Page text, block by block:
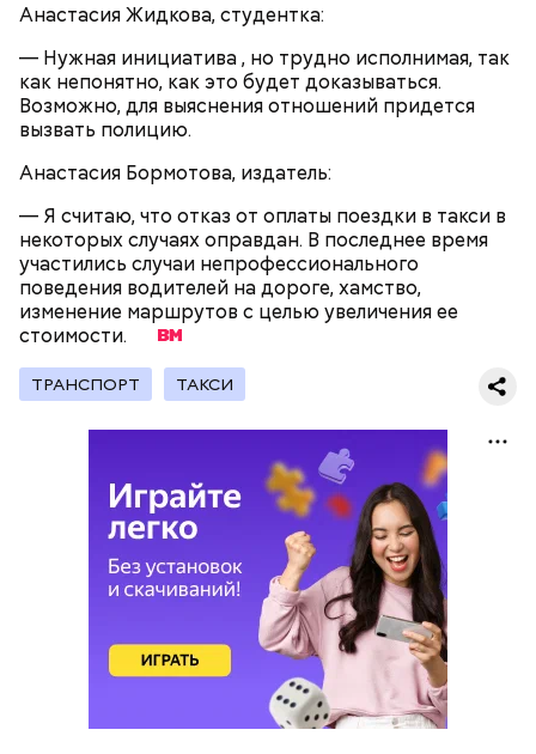
Анастасия Жидкова, студентка:
— Нужная инициатива , но трудно исполнимая, так
как непонятно, как это будет доказываться.
Возможно, для выяснения отношений придется
вызвать полицию.
Анастасия Бормотова, издатель:
— Я считаю, что отказ от оплаты поездки в такси в
некоторых случаях оправдан. В последнее время
участились случаи непрофессионального
поведения водителей на дороге, хамство,
изменение маршрутов с целью увеличения ее
стоимости.
ТРАНСПОРТ ТАКСИ
Как рассказывает Житие, преподобный родился в
городке Патаре. С детства Николай проникся
христианской религией и рано принял решение
посвятить свою жизнь Богу. Целыми днями отрок
проводил в храме, а по вечерам молился и читал
Как гласит предание, совершая паломничество в
Иерусалим, Николай Чудотворец по просьбе
отчаявшихся путников молитвой успокоил
разбушевавшееся море.
А еще, удержав меч палача, святой Николай спас от
смерти трех мужей, невинно осужденных
корыстолюбивым градоначальником.
Понадобятся:
2-3 картофелины,
1 некрупное яблоко,
1 некрупный помидор,
2 корня сельдерея,
салатная заправка.